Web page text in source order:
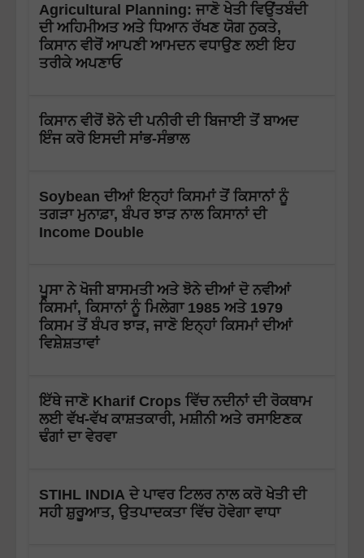
Agricultural Planning: ਜਾਣੋ ਖੇਤੀ ਵਿਉਂਤਬੰਦੀ
ਦੀ ਅਹਿਮੀਅਤ ਅਤੇ ਧਿਆਨ ਰੱਖਣ ਯੋਗ ਨੁਕਤੇ,
ਕਿਸਾਨ ਵੀਰੋਂ ਆਪਣੀ ਆਮਦਨ ਵਧਾਉਣ ਲਈ ਇਹ
ਤਰੀਕੇ ਅਪਣਾਓ
ਕਿਸਾਨ ਵੀਰੋਂ ਝੋਨੇ ਦੀ ਪਨੀਰੀ ਦੀ ਬਿਜਾਈ ਤੋਂ ਬਾਅਦ
ਇੰਜ ਕਰੋ ਇਸਦੀ ਸਾਂਭ-ਸੰਭਾਲ
Soybean ਦੀਆਂ ਇਨ੍ਹਾਂ ਕਿਸਮਾਂ ਤੋਂ ਕਿਸਾਨਾਂ ਨੂੰ
ਤਗੜਾ ਮੁਨਾਫ਼ਾ, ਬੰਪਰ ਝਾੜ ਨਾਲ ਕਿਸਾਨਾਂ ਦੀ
Income Double
ਪੂਸਾ ਨੇ ਖੋਜੀ ਬਾਸਮਤੀ ਅਤੇ ਝੋਨੇ ਦੀਆਂ ਦੋ ਨਵੀਆਂ
ਕਿਸਮਾਂ, ਕਿਸਾਨਾਂ ਨੂੰ ਮਿਲੇਗਾ 1985 ਅਤੇ 1979
ਕਿਸਮ ਤੋਂ ਬੰਪਰ ਝਾੜ, ਜਾਣੋ ਇਨ੍ਹਾਂ ਕਿਸਮਾਂ ਦੀਆਂ
ਵਿਸ਼ੇਸ਼ਤਾਵਾਂ
ਇੱਥੇ ਜਾਣੋ Kharif Crops ਵਿੱਚ ਨਦੀਨਾਂ ਦੀ ਰੋਕਥਾਮ
ਲਈ ਵੱਖ-ਵੱਖ ਕਾਸ਼ਤਕਾਰੀ, ਮਸ਼ੀਨੀ ਅਤੇ ਰਸਾਇਣਕ
ਢੰਗਾਂ ਦਾ ਵੇਰਵਾ
STIHL INDIA ਦੇ ਪਾਵਰ ਟਿਲਰ ਨਾਲ ਕਰੋ ਖੇਤੀ ਦੀ
ਸਹੀ ਸ਼ੁਰੂਆਤ, ਉਤਪਾਦਕਤਾ ਵਿੱਚ ਹੋਵੇਗਾ ਵਾਧਾ